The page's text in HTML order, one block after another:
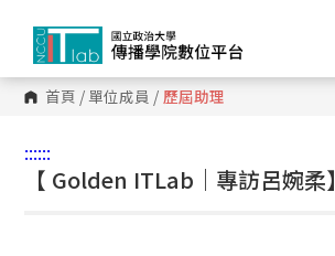
首頁 /單位成員 / 歷屆助理
::::::
【 Golden ITLab｜專訪呂婉柔】